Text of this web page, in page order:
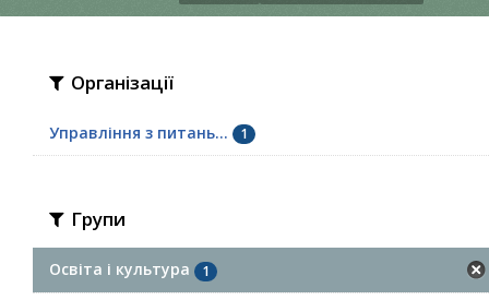
Організації
Управління з питань... 1
Групи
Освіта і культура 1